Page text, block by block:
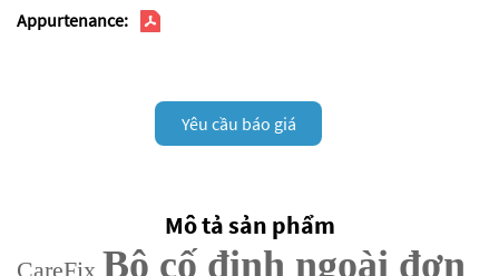
Appurtenance:
Yêu cầu báo giá
Mô tả sản phẩm
CareFix Bộ cố định ngoài đơn